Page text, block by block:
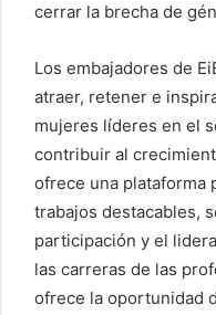
cerrar la brecha de
Los embajadores de
atraer, retener e
mujeres líderes en el
contribuir al
ofrece una plataforma
trabajos destacables,
participación y el
las carreras de las
ofrece la oportunidad